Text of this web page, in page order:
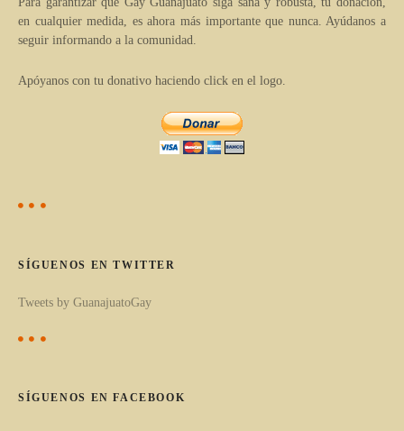
t
r
í
c
u
o
c
t
e
o
en cualquier medida, es ahora más importante que nunca. Ayúdanos a
seguir informando a la comunidad.
Apóyanos con tu donativo haciendo click en el logo.
SÍGUENOS EN TWITTER
Tweets by GuanajuatoGay
SÍGUENOS EN FACEBOOK